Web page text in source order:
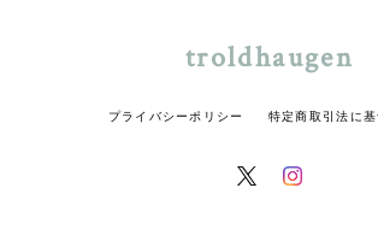
troldhaugen
プライバシーポリシー 特定商取引法に